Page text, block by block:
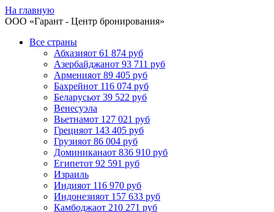
На главную
ООО «Гарант - Центр бронирования»
Все страны
Абхазияот 61 874 руб
Азербайджанот 93 711 руб
Арменияот 89 405 руб
Бахрейнот 116 074 руб
Беларусьот 39 522 руб
Венесуэла
Вьетнамот 127 021 руб
Грецияот 143 405 руб
Грузияот 86 004 руб
Доминиканаот 836 910 руб
Египетот 92 591 руб
Израиль
Индияот 116 970 руб
Индонезияот 157 633 руб
Камбоджаот 210 271 руб